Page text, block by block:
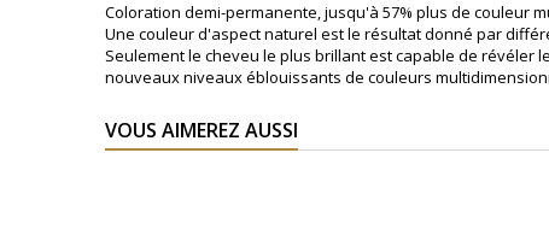
Coloration demi-permanente, jusqu'à 57% plus de couleur
Une couleur d'aspect naturel est le résultat donné par
Seulement le cheveu le plus brillant est capable de
nouveaux niveaux éblouissants de couleurs
VOUS AIMEREZ AUSSI